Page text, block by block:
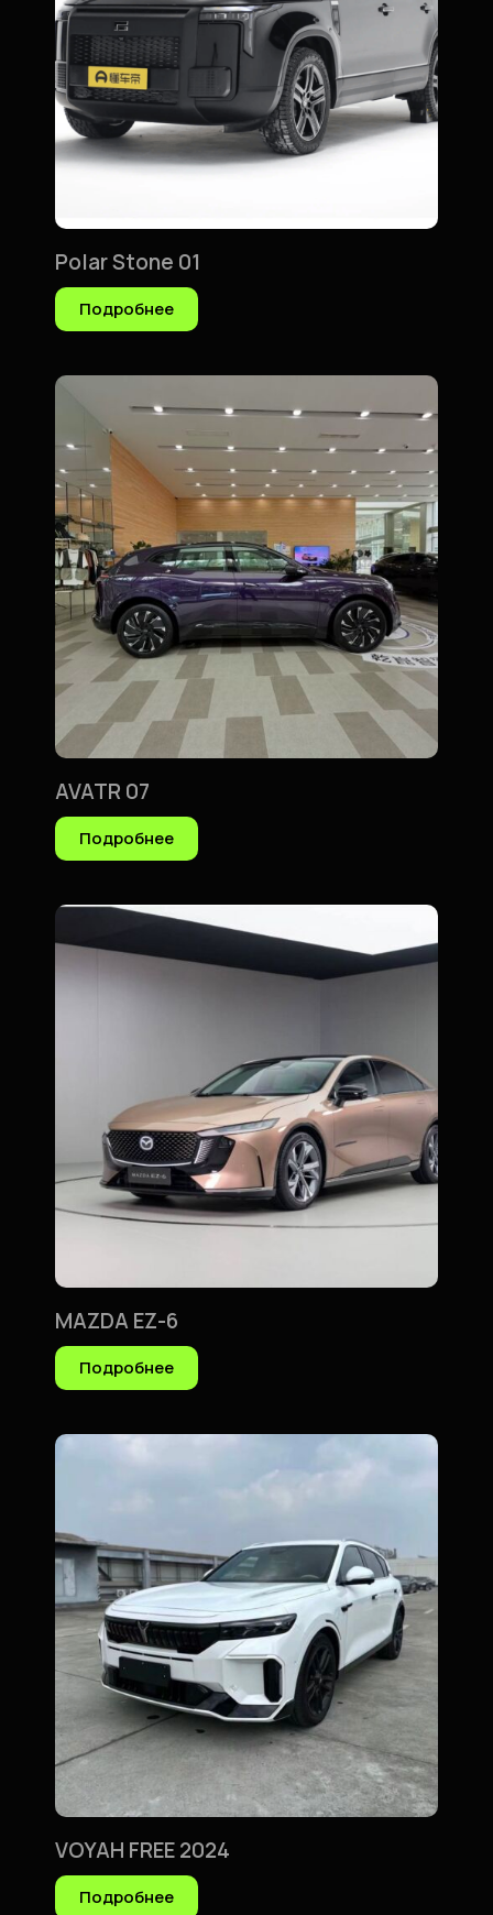
Polar Stone 01
Подробнее
AVATR 07
Подробнее
MAZDA EZ-6
Подробнее
VOYAH FREE 2024
Подробнее